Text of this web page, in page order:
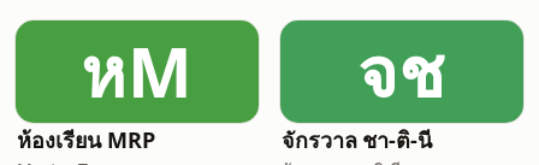
หM
ห้องเรียน MRP
จช
จักรวาล ชา-ติ-นี